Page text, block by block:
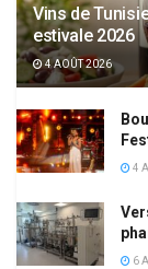
Vins de
estivale 2026
4 AOÛT 2026
4
6